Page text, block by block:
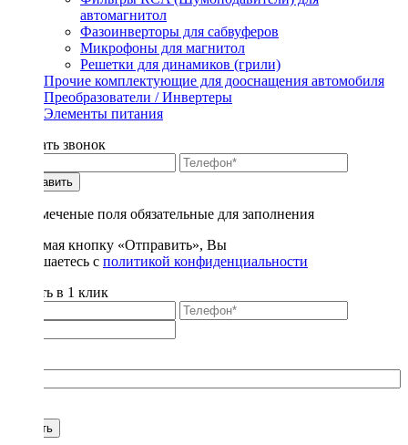
автомагнитол
Фазоинверторы для сабвуферов
Микрофоны для магнитол
Решетки для динамиков (грили)
Прочие комплектующие для дооснащения автомобиля
Преобразователи / Инвертеры
Элементы питания
Заказать звонок
Отправить
* - отмеченые поля обязательные для заполнения
Нажимая кнопку «Отправить», Вы
соглашаетесь с политикой конфиденциальности
Купить в 1 клик
Купить